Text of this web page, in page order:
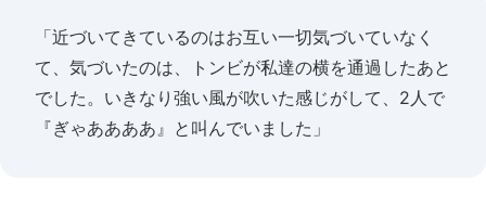
「近づいてきているのはお互い一切気づいていなく
て、気づいたのは、トンビが私達の横を通過したあと
でした。いきなり強い風が吹いた感じがして、2人で
『ぎゃああああ』と叫んでいました」